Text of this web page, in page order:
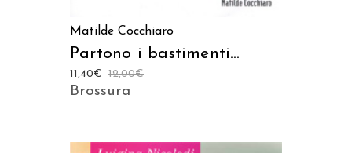
Matilde Cocchiaro
Partono i bastimenti…
12,00€
11,40€
Brossura